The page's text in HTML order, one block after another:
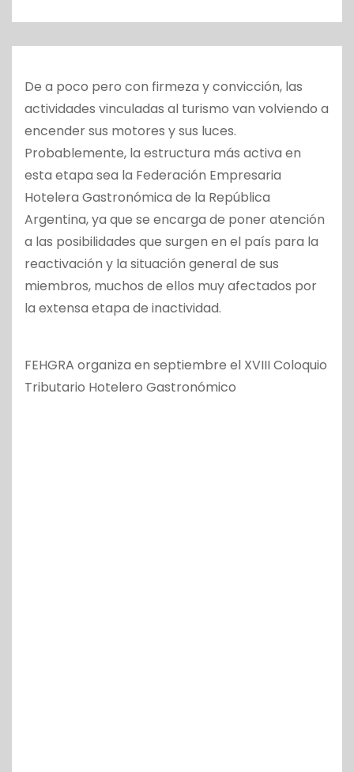
De a poco pero con firmeza y convicción, las
actividades vinculadas al turismo van volviendo a
encender sus motores y sus luces.
Probablemente, la estructura más activa en
esta etapa sea la Federación Empresaria
Hotelera Gastronómica de la República
Argentina, ya que se ​encarga de poner atención
a las posibilidades que surgen en el país para la
reactivación y la situación general de sus
miembros, muchos de ellos muy afectados por
la extensa etapa de inactividad.
FEHGRA organiza en septiembre el XVIII Coloquio
Tributario Hotelero Gastronómico